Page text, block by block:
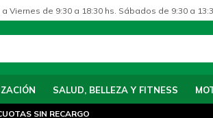
SALUD, BELLEZA Y FITNESS
Viernes de 9:30 a 18:30 hs. Sábados de 9:30 a
SIN RECARGO